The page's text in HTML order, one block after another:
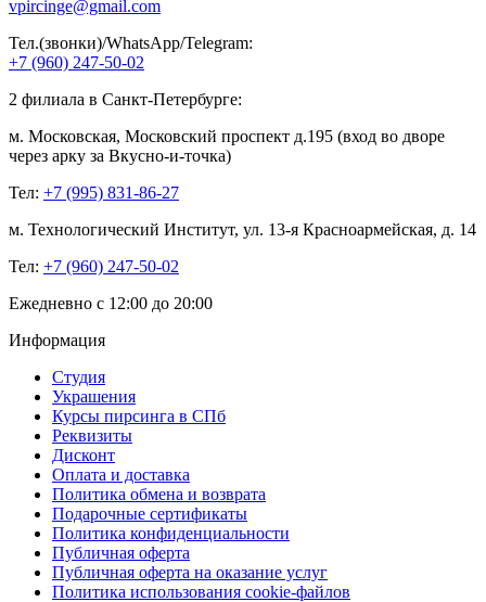
vpircinge@gmail.com
Тел.(звонки)/WhatsApp/Telegram:
+7 (960) 247-50-02
2 филиала в Санкт-Петербурге:
м. Московская, Московский проспект д.195 (вход во дворе
через арку за Вкусно-и-точка)
Тел: +7 (995) 831-86-27‬
м. Технологический Институт, ул. 13-я Красноармейская, д. 14
Тел: +7 (960) 247-50-02
Ежедневно с 12:00 до 20:00
Информация
Студия
Украшения
Курсы пирсинга в СПб
Реквизиты
Дисконт
Оплата и доставка
Политика обмена и возврата
Подарочные сертификаты
Политика конфиденциальности
Публичная оферта
Публичная оферта на оказание услуг
Политика использования cookie-файлов